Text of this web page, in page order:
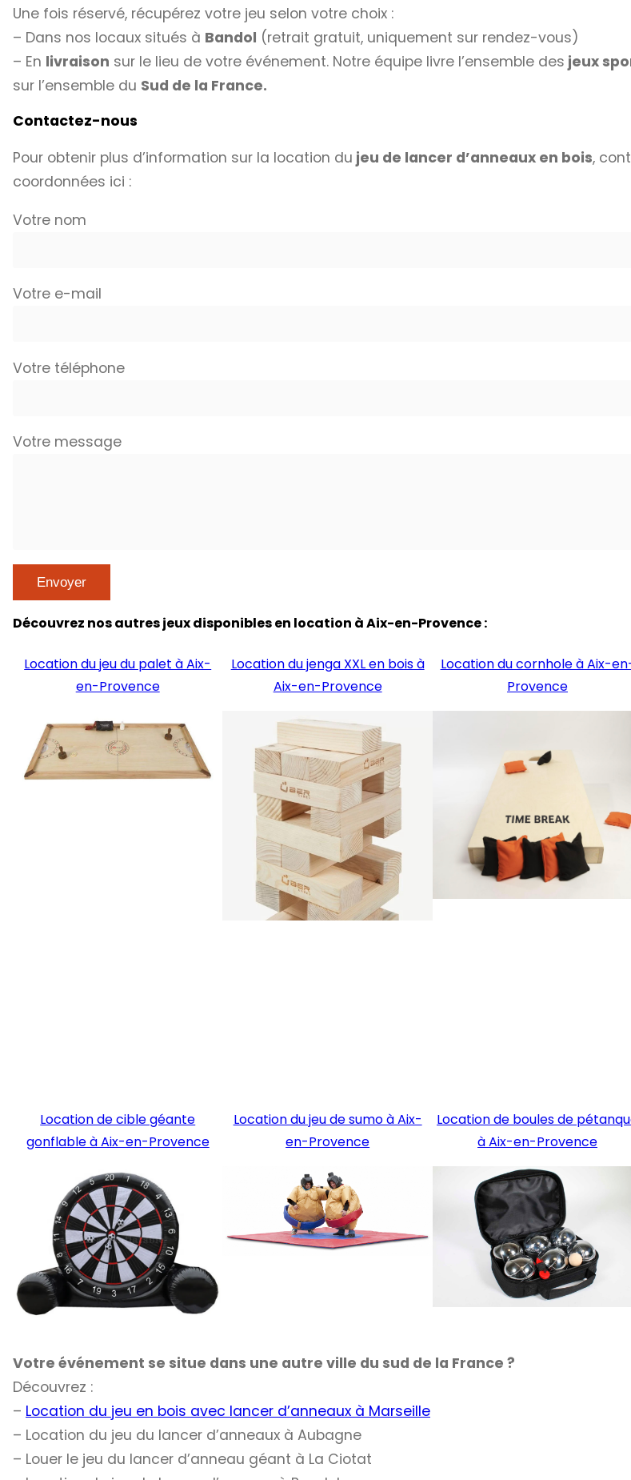
Une fois réservé, récupérez votre jeu selon votre choix :
– Dans nos locaux situés à Bandol (retrait gratuit, uniquement sur rendez-vous)
– En livraison sur le lieu de votre événement. Notre équipe livre l’ensemble des jeux
sur l’ensemble du Sud de la France.
Contactez-nous
Pour obtenir plus d’information sur la location du jeu de lancer d’anneaux en bois,
coordonnées ici :
Votre nom
Votre e-mail
Votre téléphone
Votre message
Découvrez nos autres jeux disponibles en location à Aix-en-Provence :
Location du jeu du palet à Aix-
en-Provence
Location du jenga XXL en bois à
Aix-en-Provence
Location du cornhole à Aix-
Provence
Location de cible géante
gonflable à Aix-en-Provence
Location du jeu de sumo à Aix-
en-Provence
Location de boules de
à Aix-en-Provence
Votre événement se situe dans une autre ville du sud de la France ?
Découvrez :
– Location du jeu en bois avec lancer d’anneaux à Marseille
– Location du jeu du lancer d’anneaux à Aubagne
– Louer le jeu du lancer d’anneau géant à La Ciotat